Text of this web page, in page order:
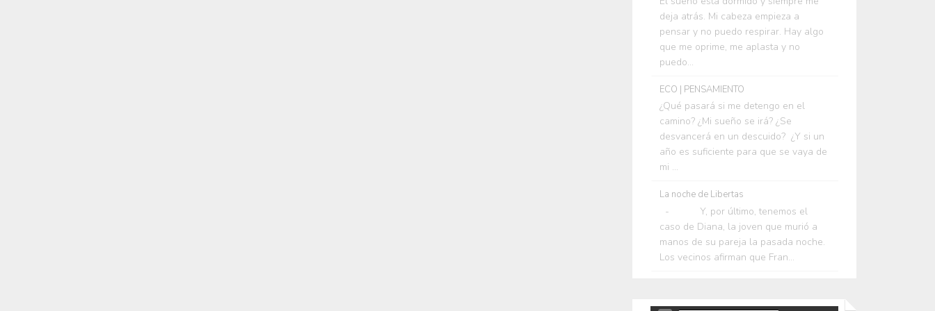
deja atrás. Mi cabeza empieza a
pensar y no puedo respirar. Hay algo
que me oprime, me aplasta y no
puedo...
ECO | PENSAMIENTO
¿Qué pasará si me detengo en el
camino? ¿Mi sueño se irá? ¿Se
desvancerá en un descuido? ¿Y si un
año es suficiente para que se vaya de
mi ...
La noche de Libertas
- Y, por último, tenemos el
caso de Diana, la joven que murió a
manos de su pareja la pasada noche.
Los vecinos afirman que Fran...